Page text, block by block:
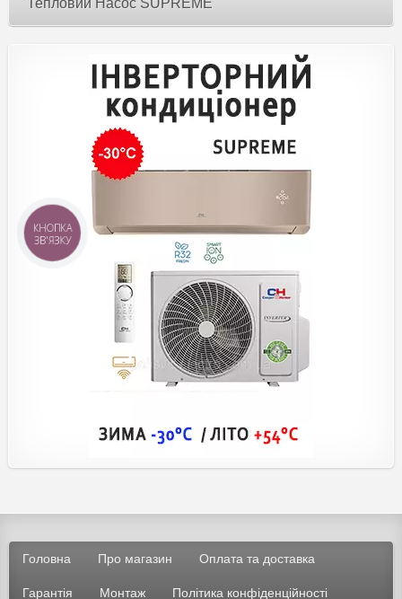
Тепловий Насос SUPREME
Головна Про магазин Оплата та доставка
Гарантія Монтаж Політика конфіденційності
КНОПКА
ЗВ'ЯЗКУ